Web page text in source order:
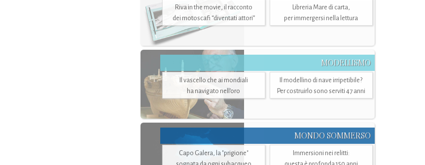
Riva in the movie, il racconto
dei motoscafi “diventati attori”
Libreria Mare di carta,
per immergersi nella lettura
MODELLISMO
Il vascello che ai mondiali
ha navigato nell’oro
Il modellino di nave irripetibile?
Per costruirlo sono serviti 47 anni
MONDO SOMMERSO
Capo Galera, la "prigione"
Immersioni nei relitti: